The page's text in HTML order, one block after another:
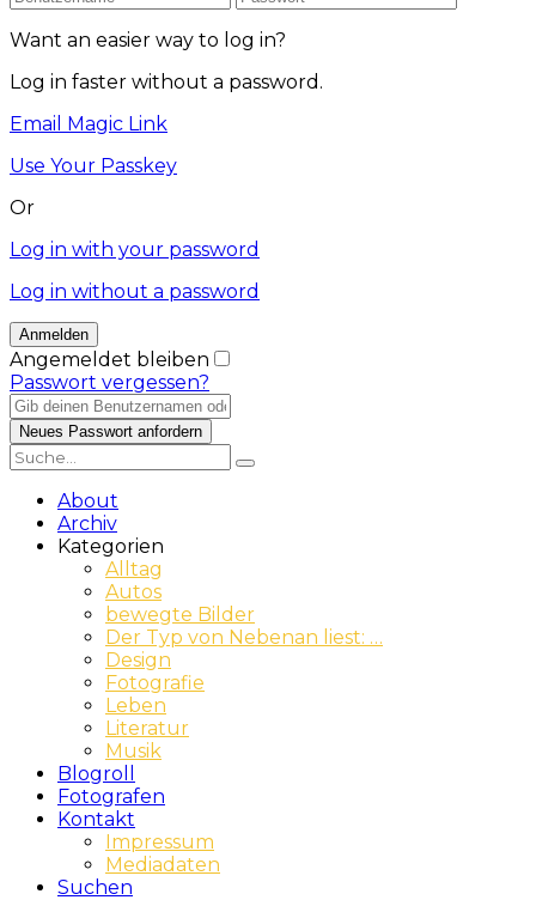
Want an easier way to log in?
Log in faster without a password.
Email Magic Link
Use Your Passkey
Or
Log in with your password
Log in without a password
Angemeldet bleiben
Passwort vergessen?
About
Archiv
Kategorien
Alltag
Autos
bewegte Bilder
Der Typ von Nebenan liest: …
Design
Fotografie
Leben
Literatur
Musik
Blogroll
Fotografen
Kontakt
Impressum
Mediadaten
Suchen